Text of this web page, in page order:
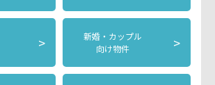
>
新婚・カップル
向け物件
>